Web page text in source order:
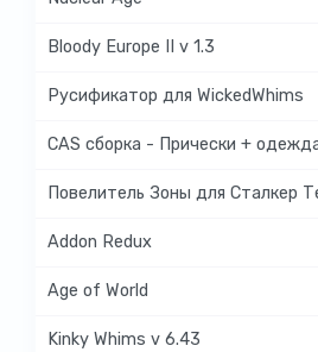
Bloody Europe II v 1.3
Русификатор для WickedWhims
CAS сборка - Прически +
Повелитель Зоны для Сталкер
Addon Redux
Age of World
Kinky Whims v 6.43